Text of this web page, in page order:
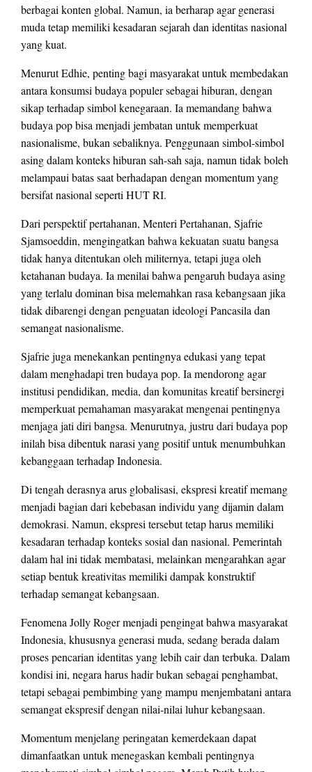
berbagai konten global. Namun, ia berharap agar generasi
muda tetap memiliki kesadaran sejarah dan identitas nasional
yang kuat.
Menurut Edhie, penting bagi masyarakat untuk membedakan
antara konsumsi budaya populer sebagai hiburan, dengan
sikap terhadap simbol kenegaraan. Ia memandang bahwa
budaya pop bisa menjadi jembatan untuk memperkuat
nasionalisme, bukan sebaliknya. Penggunaan simbol-simbol
asing dalam konteks hiburan sah-sah saja, namun tidak boleh
melampaui batas saat berhadapan dengan momentum yang
bersifat nasional seperti HUT RI.
Dari perspektif pertahanan, Menteri Pertahanan, Sjafrie
Sjamsoeddin, mengingatkan bahwa kekuatan suatu bangsa
tidak hanya ditentukan oleh militernya, tetapi juga oleh
ketahanan budaya. Ia menilai bahwa pengaruh budaya asing
yang terlalu dominan bisa melemahkan rasa kebangsaan jika
tidak dibarengi dengan penguatan ideologi Pancasila dan
semangat nasionalisme.
Sjafrie juga menekankan pentingnya edukasi yang tepat
dalam menghadapi tren budaya pop. Ia mendorong agar
institusi pendidikan, media, dan komunitas kreatif bersinergi
memperkuat pemahaman masyarakat mengenai pentingnya
menjaga jati diri bangsa. Menurutnya, justru dari budaya pop
inilah bisa dibentuk narasi yang positif untuk menumbuhkan
kebanggaan terhadap Indonesia.
Di tengah derasnya arus globalisasi, ekspresi kreatif memang
menjadi bagian dari kebebasan individu yang dijamin dalam
demokrasi. Namun, ekspresi tersebut tetap harus memiliki
kesadaran terhadap konteks sosial dan nasional. Pemerintah
dalam hal ini tidak membatasi, melainkan mengarahkan agar
setiap bentuk kreativitas memiliki dampak konstruktif
terhadap semangat kebangsaan.
Fenomena Jolly Roger menjadi pengingat bahwa masyarakat
Indonesia, khususnya generasi muda, sedang berada dalam
proses pencarian identitas yang lebih cair dan terbuka. Dalam
kondisi ini, negara harus hadir bukan sebagai penghambat,
tetapi sebagai pembimbing yang mampu menjembatani antara
semangat ekspresif dengan nilai-nilai luhur kebangsaan.
Momentum menjelang peringatan kemerdekaan dapat
dimanfaatkan untuk menegaskan kembali pentingnya